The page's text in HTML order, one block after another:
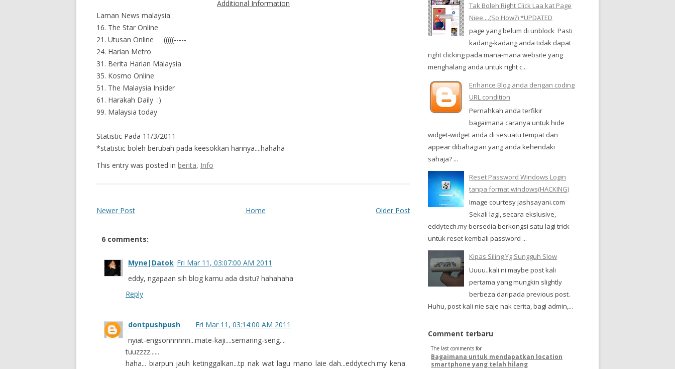
Additional Information
Laman News malaysia :
16. The Star Online
21. Utusan Online (((((-----
24. Harian Metro
31. Berita Harian Malaysia
35. Kosmo Online
51. The Malaysia Insider
61. Harakah Daily :)
99. Malaysia today
Statistic Pada 11/3/2011
*statistic boleh berubah pada keesokkan harinya....hahaha
This entry was posted in berita, Info
Newer Post Older Post
Home
6 comments:
Myne|Datok Fri Mar 11, 03:07:00 AM 2011
eddy, ngapaan sih blog kamu ada disitu? hahahaha
Reply
dontpushpush
Fri Mar 11, 03:14:00 AM 2011
nyiat-engsonnnnnn...mate-kaji....semaring-seng....
tuuzzzz......
haha... biarpun jauh ketinggalkan...tp nak wat lagu mano laie dah...eddytech.my kena
Tak Boleh Right Click Laa kat Page
Niee....(So How?) *UPDATED
page yang belum di unblock Pasti
kadang-kadang anda tidak dapat
right clicking pada mana-mana website yang
menghalang anda untuk right c...
Enhance Blog anda dengan coding
URL condition
Pernahkah anda terfikir
bagaimana caranya untuk hide
widget-widget anda di sesuatu tempat dan
appear dibahagian yang anda kehendaki
sahaja? ...
Reset Password Windows Login
tanpa format windows(HACKING)
Image courtesy jashsayani.com
Sekali lagi, secara ekslusive,
eddytech.my bersedia berkongsi satu lagi trick
untuk reset kembali password ...
Kipas Siling Yg Sungguh Slow
Uuuu..kali ni maybe post kali
pertama yang mungkin slightly
berbeza daripada previous post.
Huhu, post kali nie saje nak cerita, bagi admin,...
Comment terbaru
The last comments for
Bagaimana untuk mendapatkan location
smartphone yang telah hilang